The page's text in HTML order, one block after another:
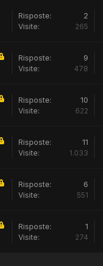
Risposte: 2
Visite: 265
Risposte: 9
Visite: 478
Risposte: 10
Visite: 622
Risposte: 11
Visite: 1.033
Risposte: 6
Visite: 551
Risposte: 1
Visite: 274